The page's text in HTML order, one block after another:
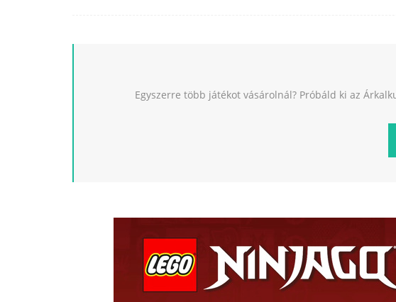
Egyszerre több játékot vásárolnál? Próbáld ki az